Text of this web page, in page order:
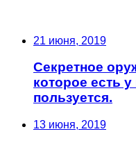
21 июня, 2019
Секретное
которое есть
пользуется.
13 июня, 2019